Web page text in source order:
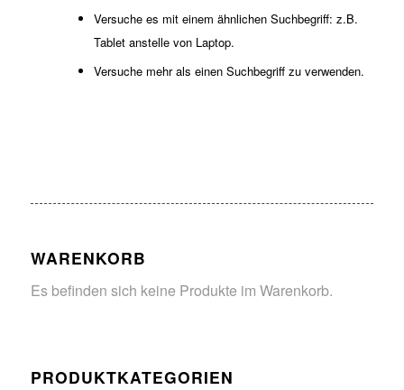
Versuche es mit einem ähnlichen Suchbegriff: z.B.
Tablet anstelle von Laptop.
Versuche mehr als einen Suchbegriff zu verwenden.
WARENKORB
Es befinden sich keine Produkte im Warenkorb.
PRODUKTKATEGORIEN